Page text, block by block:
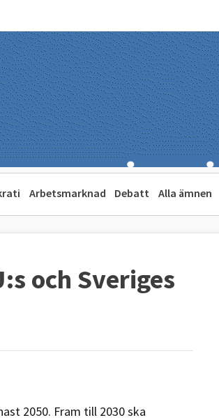
Arbetsmarknad Debatt Alla ämnen
och Sveriges
2050. Fram till 2030 ska